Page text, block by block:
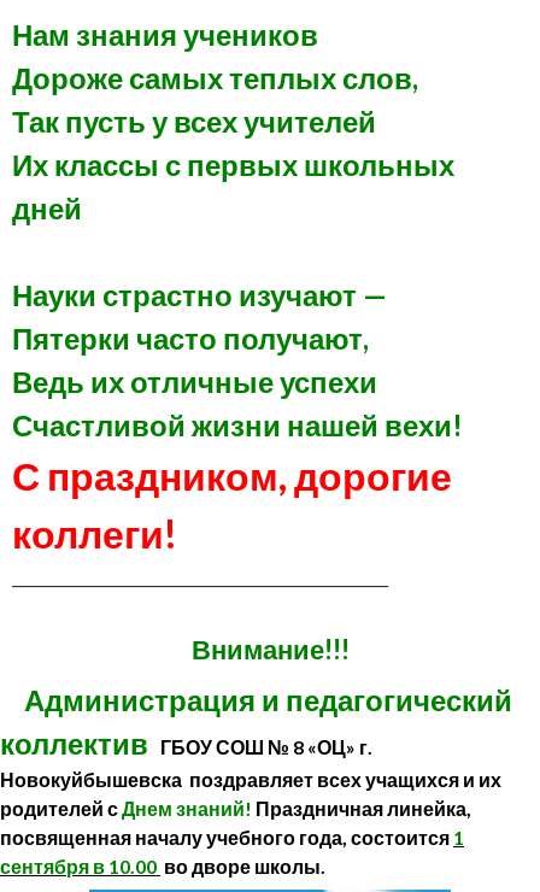
Нам знания учеников
Дороже самых теплых слов,
Так пусть у всех учителей
Их классы с первых школьных
дней
Науки страстно изучают —
Пятерки часто получают,
Ведь их отличные успехи
Счастливой жизни нашей вехи!
С праздником, дорогие
коллеги!
Внимание!!!
Администрация и педагогический
коллектив
ГБОУ СОШ № 8 «ОЦ» г.
Новокуйбышевска поздравляет всех учащихся и их
родителей с Днем знаний! Праздничная линейка,
посвященная началу учебного года, состоится 1
сентября в 10.00 во дворе школы.